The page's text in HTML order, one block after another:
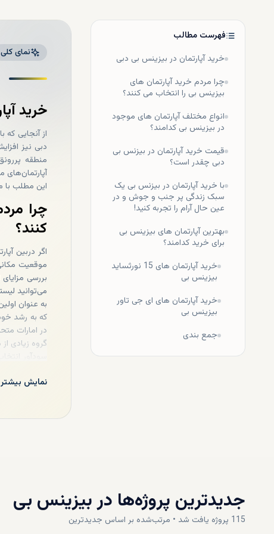
فهرست مطالب
خرید آپارتمان در بیزینس بی دبی
چرا مردم خرید آپارتمان های
بیزینس بی را انتخاب می کنند؟
انواع مختلف آپارتمان های موجود
در بیزینس بی کدامند؟
قیمت خرید آپارتمان در بیزنس بی
دبی چقدر است؟
با خرید آپارتمان در بیزنس بی یک
سبک زندگی پر جنب و جوش و در
عین حال آرام را تجربه کنید!
بهترین آپارتمان های بیزینس بی
برای خرید کدامند؟
خرید آپارتمان های 15 نورثساید
بیزینس بی
خرید آپارتمان های ای جی تاور
بیزینس بی
جمع بندی
نمای کلی
خرید
از آنجایی
دبی نیز
منطقه
این مطلب با
چرا
کنند؟
اگر دربین
موقعیت
بررسی
می‌توانید
به عنوان
که به رشد
در امارات
گروه زیادی
به عنوان یک
سالن‌های
نمایش بیشتر
جدیدترین پروژه‌ها دربیزینس بی
115 پروژه یافت شد • مرتب‌شده بر اساس جدیدترین